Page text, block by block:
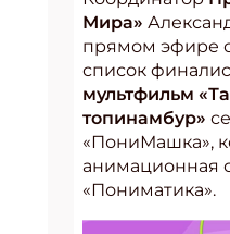
Мира»
прямом эфире
список
мультфильм
топинамбур»
«ПониМашка»,
анимационная
«Пониматика».